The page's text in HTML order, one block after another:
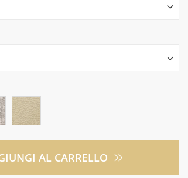
AL CARRELLO